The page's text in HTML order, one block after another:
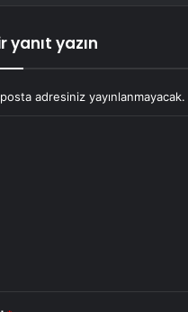
yanıt yazın
adresiniz yayınlanmayacak.